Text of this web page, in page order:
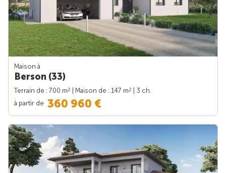
Maison à
Berson (33)
Terrain de : 700 m2 | Maison de : 147 m2
| 3 ch.
à partir de 360 960 €